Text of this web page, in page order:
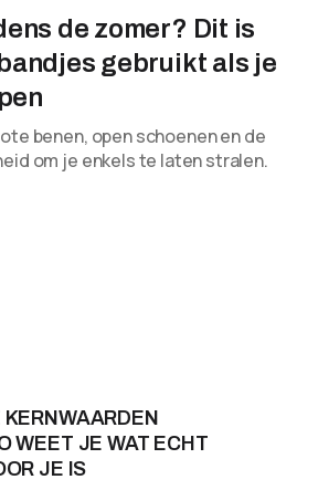
de zomer? Dit is
gebruikt als je
benen, open schoenen en de
om je enkels te laten stralen.
WEET JE WAT ECHT
JE IS